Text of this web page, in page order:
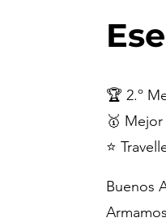
🏆 2.º
🥇 Mejor
⭐
Buenos